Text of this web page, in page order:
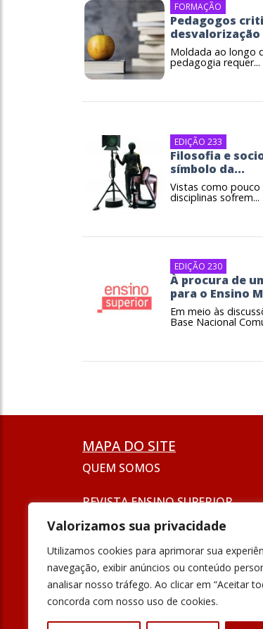
Valorizamos sua privacidade
Utilizamos cookies para aprimorar sua
navegação, exibir anúncios ou conteúdo
analisar nosso tráfego. Ao clicar em “Aceitar
concorda com nosso uso de cookies.
FORMAÇÃO
Pedagogos
desvalorização
Moldada ao longo
pedagogia requer...
EDIÇÃO 233
Filosofia e
símbolo da...
Vistas como pouco
disciplinas sofrem...
EDIÇÃO 230
À procura de
para o Ensino
Em meio às
Base Nacional
MAPA DO SITE
QUEM SOMOS
REVISTA ENSINO SUPERIOR
SEJA UM ANUNCIANTE
FORMAÇÃO
INOVAÇÃO